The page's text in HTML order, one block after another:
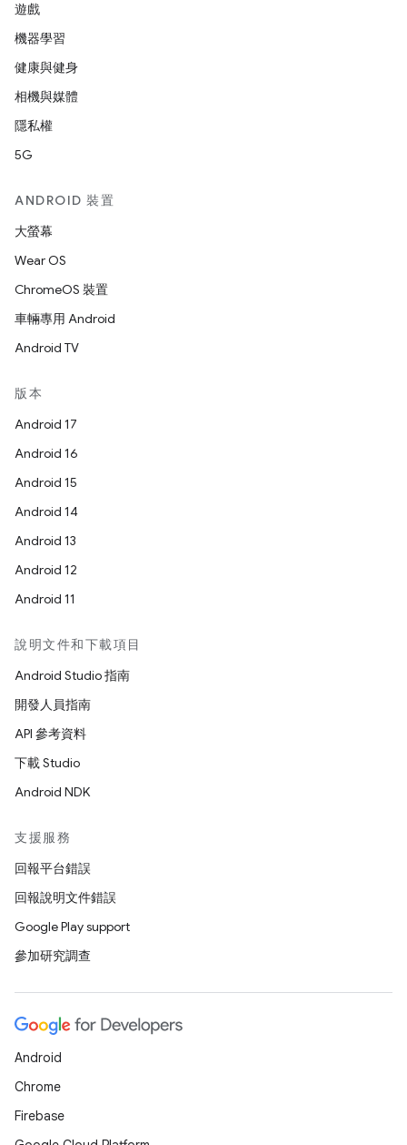
遊戲
機器學習
健康與健身
相機與媒體
隱私權
5G
ANDROID 裝置
大螢幕
Wear OS
ChromeOS 裝置
車輛專用 Android
Android TV
版本
Android 17
Android 16
Android 15
Android 14
Android 13
Android 12
Android 11
說明文件和下載項目
Android Studio 指南
開發人員指南
API 參考資料
下載 Studio
Android NDK
支援服務
回報平台錯誤
回報說明文件錯誤
Google Play support
參加研究調查
Android
Chrome
Firebase